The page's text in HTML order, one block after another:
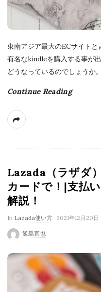
東南アジア最大のECサイト
有名なkindleを購入する事が
どうなっているのでしょうか。
Continue Reading
Lazada（ラザダ
カードで！|支払
解説！
In Lazada使い方 P
l
i
s
2021年12月20日
飯島直也